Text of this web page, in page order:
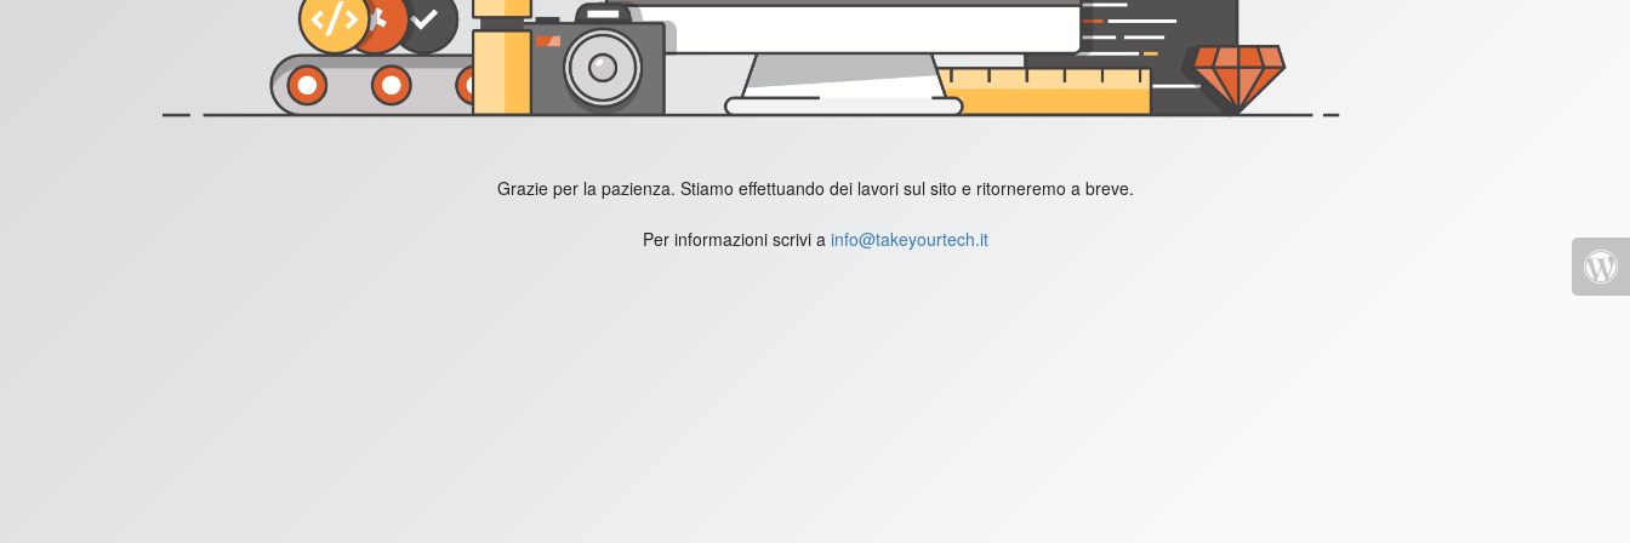
Grazie per la pazienza. Stiamo effettuando dei lavori sul sito e ritorneremo a breve.
Per informazioni scrivi a info@takeyourtech.it